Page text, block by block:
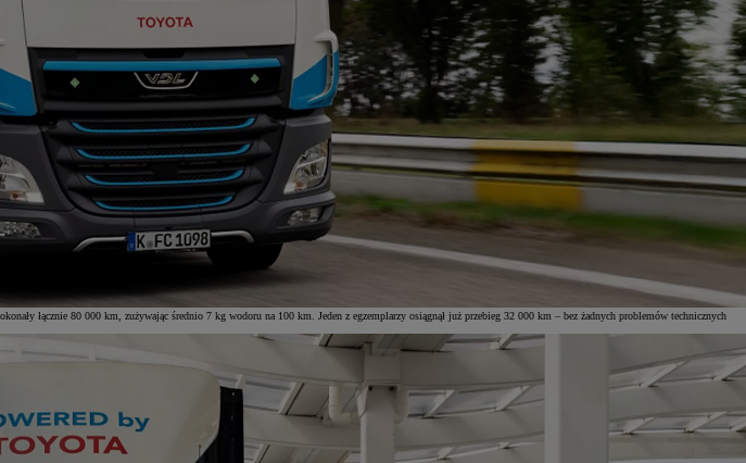
łącznie 80 000 km, zużywając średnio 7 kg wodoru na 100 km. Jeden z egzemplarzy osiągnął już przebieg 32 000 km – bez żadnych problemów technicznych